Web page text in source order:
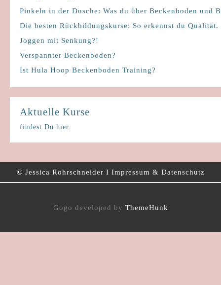
Pinkeln in der Dusche: Was du über Beckenboden und
Die besten Rückbildungskurse: So erkennst du Qualität.
Joggen mit Senkung?!
Verspannter Beckenboden?
Ist Hula Hoop Beckenboden Training?
Aktuelle Kurse
findest Du hier.
© ​Jessica Rohrschneider I ​Impressum & Datenschutz
Gogo developed by ThemeHunk